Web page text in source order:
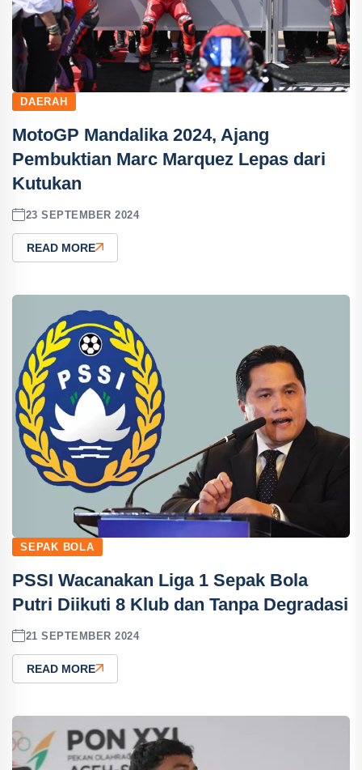
DAERAH
MotoGP Mandalika 2024, Ajang
Pembuktian Marc Marquez Lepas dari
Kutukan
23 SEPTEMBER 2024
READ MORE
SEPAK BOLA
PSSI Wacanakan Liga 1 Sepak Bola
Putri Diikuti 8 Klub dan Tanpa Degradasi
21 SEPTEMBER 2024
READ MORE